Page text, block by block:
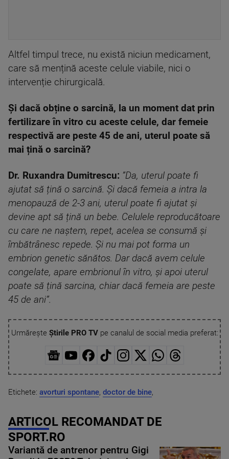
Altfel timpul trece, nu există niciun medicament,
care să mențină aceste celule viabile, nici o
intervenție chirurgicală.
Și dacă obține o sarcină, la un moment dat prin
fertilizare în vitro cu aceste celule, dar femeie
respectivă are peste 45 de ani, uterul poate să
mai țină o sarcină?
Dr. Ruxandra Dumitrescu: ”Da, uterul poate fi
ajutat să țină o sarcină. Și dacă femeia a intra la
menopauză de 2-3 ani, uterul poate fi ajutat și
devine apt să țină un bebe. Celulele reproducătoare
cu care ne naștem, repet, acelea se consumă și
îmbătrânesc repede. Și nu mai pot forma un
embrion genetic sănătos. Dar dacă avem celule
congelate, apare embrionul în vitro, și apoi uterul
poate să țină sarcina, chiar dacă femeia are peste
45 de ani”.
Urmărește Știrile PRO TVpe canalul de social media preferat:
Etichete: avorturi spontane, doctor de bine,
ARTICOL RECOMANDAT DE
SPORT.RO
Variantă de antrenor pentru Gigi